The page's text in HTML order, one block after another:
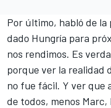
Por último, habló de la
dado Hungría para
nos rendimos. Es
porque ver la realidad
no fue fácil. Y ver que
de todos, menos Marc,